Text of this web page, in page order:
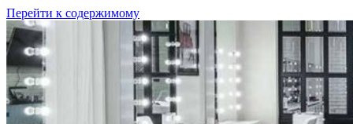
Перейти к содержимому